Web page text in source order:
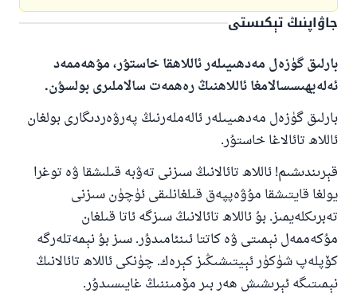
جاۋاپنىڭ تېكىستى
بارلىق گۈزەل مەدھىيىلەر ئاللاھقا خاستۇر، مۇھەممەد
ئەلەيھىسسالامغا ئاللاھنىڭ رەھمەت سالاملىرى بولسۇن.
بارلىق گۈزەل مەدھىيىلەر ئالەملەرنىڭ پەرۋەردىگارى بولغان
ئاللاھ تائالاغا خاستۇر.
قېرىندىشىم! ئاللاھ تائالانىڭ سىزنى تەۋبە قىلىشقا ۋە توغرا
يولغا قايتىشقا مۇۋەپپەق قىلغانلىقى ئۈچۈن سىزنى
تەبرىكلەيمىز. بۇ ئاللاھ تائالانىڭ سىزگە ئاتا قىلغان
مۇكەممەل نېمىتى ۋە كاتتا ئىنئامىدۇر. سىز بۇ نېمەتلەرگە
كۆپلەپ شۈكۈر ئېيتىشىڭىز كېرەك. چۈنكى ئاللاھ تائالانىڭ
نېمىتىگە ئېرىشىش ھەر بىر مۆمىننىڭ غايىسىدۇر.